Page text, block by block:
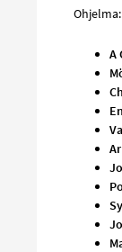
Ohjelma:
A